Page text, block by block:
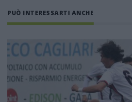
PUÒ INTERESSARTI ANCHE